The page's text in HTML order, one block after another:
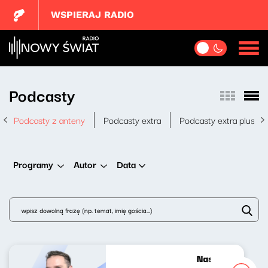
WSPIERAJ RADIO
Podcasty
Podcasty z anteny Podcasty extra Podcasty extra plus
Programy Autor Data
Nasze nocne